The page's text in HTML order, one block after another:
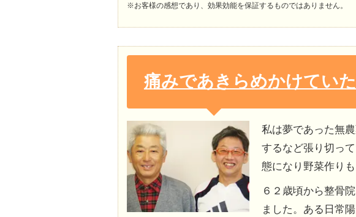
※お客様の感想であり、効果効能を保証するものではありません。
痛みであきらめかけてい
私は夢であった無
するなど張り切っ
態になり野菜作り
６２歳頃から整骨
ました。ある日常